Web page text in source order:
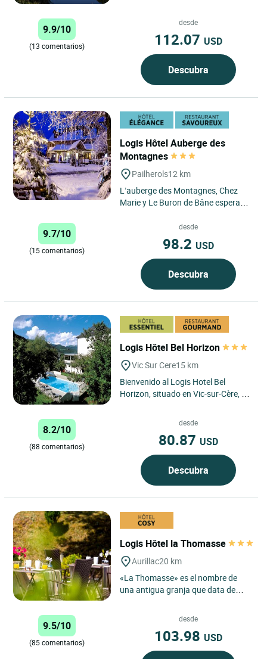
habitación? Bienvenido...
9.9/10
(13 comentarios)
desde
112.07 USD
Descubra
Logis Hôtel Auberge des
Montagnes
Pailherols12 km
L’auberge des Montagnes, Chez
Marie y Le Buron de Bâne esperan a
Pailherols, en la cumbre...
9.7/10
(15 comentarios)
desde
98.2 USD
Descubra
Logis Hôtel Bel Horizon
Vic Sur Cere15 km
Bienvenido al Logis Hotel Bel
Horizon, situado en Vic-sur-Cère, en
en el Macizo Central....
8.2/10
(88 comentarios)
desde
80.87 USD
Descubra
Logis Hôtel la Thomasse
Aurillac20 km
«La Thomasse» es el nombre de
una antigua granja que data de
después en una fábrica de...
9.5/10
(85 comentarios)
desde
103.98 USD